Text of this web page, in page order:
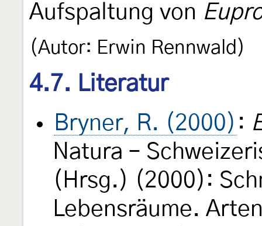
Aufspaltung von
(Autor: Erwin Rennwald)
4.7. Literatur
Bryner, R. (2000) :
Natura –
(Hrsg.) (2000):
Lebensräume.